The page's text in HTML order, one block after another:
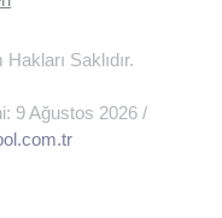
Saklıdır.
9 Ağustos 2026 /